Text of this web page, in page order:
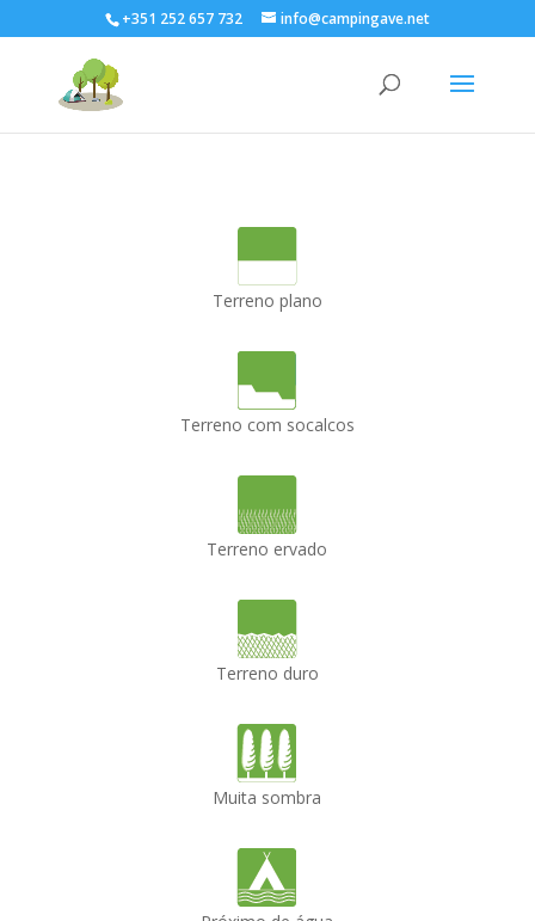
+351 252 657 732 info@campingave.net
Terreno plano
Terreno com socalcos
Terreno ervado
Terreno duro
Muita sombra